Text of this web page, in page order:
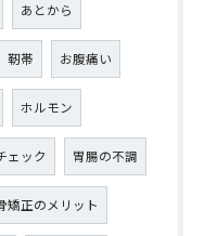
あとから
靭帯 お腹痛い
ホルモン
ェック 胃腸の不調
矯正のメリット